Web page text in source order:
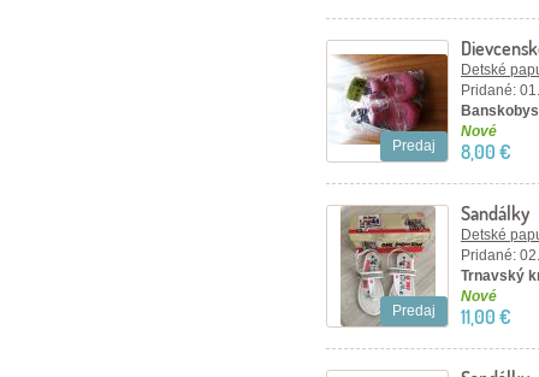
Predaj
Detské
Pridané:
Nové
8,00 €
Predaj
Sandálky
Detské
Pridané:
Trnavský
Nové
11,00 €